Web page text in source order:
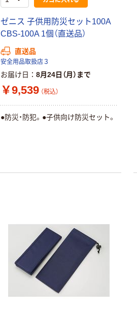
ゼニス 子供用防災セット100A
CBS-100A 1個（直送品）
直送品
安全用品取扱店３
お届け日 8月24日（月）まで
￥9,539 （税込）
●防災・防犯。●子供向け防災セット。